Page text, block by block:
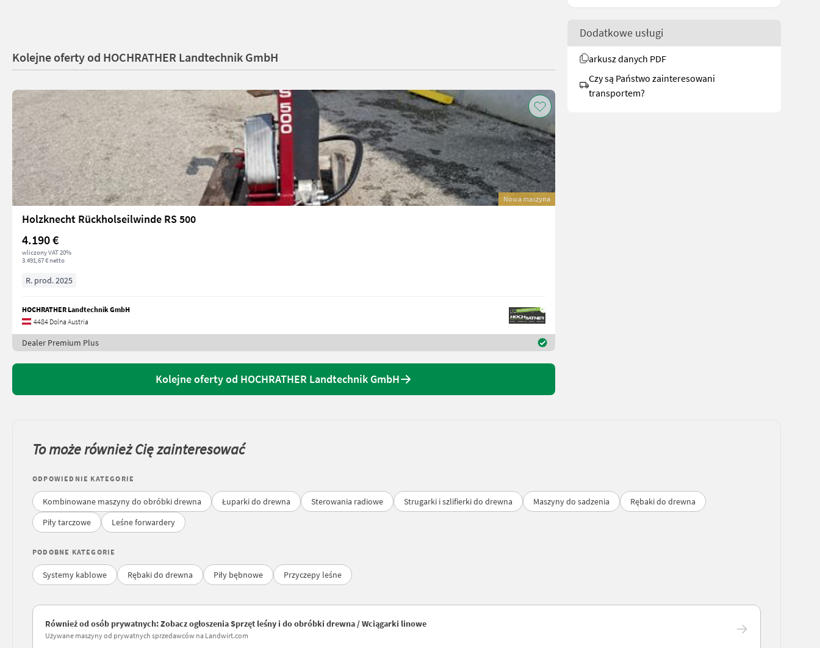
Dodatkowe usługi
arkusz danych PDF
Czy są Państwo zainteresowani
transportem?
Kolejne oferty od HOCHRATHER Landtechnik GmbH
Nowa maszyna
Holzknecht Rückholseilwinde RS 500
4.190 €
wliczony VAT 20%
3.491,67 € netto
R. prod. 2025
HOCHRATHER Landtechnik GmbH
4484 Dolna Austria
Dealer Premium Plus
Kolejne oferty od HOCHRATHER Landtechnik GmbH
To może również Cię zainteresować
ODPOWIEDNIE KATEGORIE
Kombinowane maszyny do obróbki drewna Łuparki do drewna Sterowania radiowe Strugarki i szlifierki do drewna Maszyny do sadzenia
Rębaki do drewna
Piły tarczowe
Leśne forwardery
PODOBNE KATEGORIE
Systemy kablowe Rębaki do drewna Piły bębnowe Przyczepy leśne
Również od osób prywatnych: Zobacz ogłoszenia Sprzęt leśny i do obróbki drewna / Wciągarki linowe
Używane maszyny od prywatnych sprzedawców na Landwirt.com